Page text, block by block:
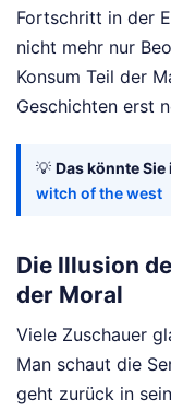
Fortschritt in der
nicht mehr nur
Konsum Teil der
Geschichten erst
💡 Das könnte
witch of the west
Die Illusion
der Moral
Viele Zuschauer
Man schaut die
geht zurück in